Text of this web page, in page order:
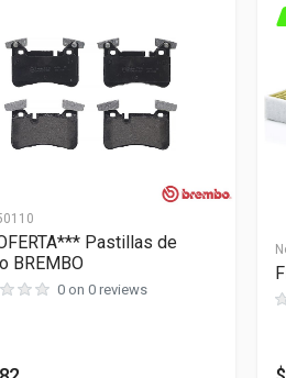
reemplaza los rotores en pares
tengan un desgaste correcto y uniforme.
este producto
Pastillas de
BREMBO
0 on 0 reviews